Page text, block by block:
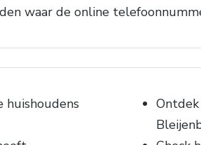
waar de online
huishoudens